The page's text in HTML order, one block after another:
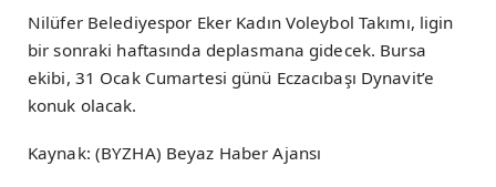
Nilüfer Belediyespor Eker Kadın Voleybol Takımı, ligin
bir sonraki haftasında deplasmana gidecek. Bursa
ekibi, 31 Ocak Cumartesi günü Eczacıbaşı Dynavit’e
konuk olacak.
Kaynak: (BYZHA) Beyaz Haber Ajansı